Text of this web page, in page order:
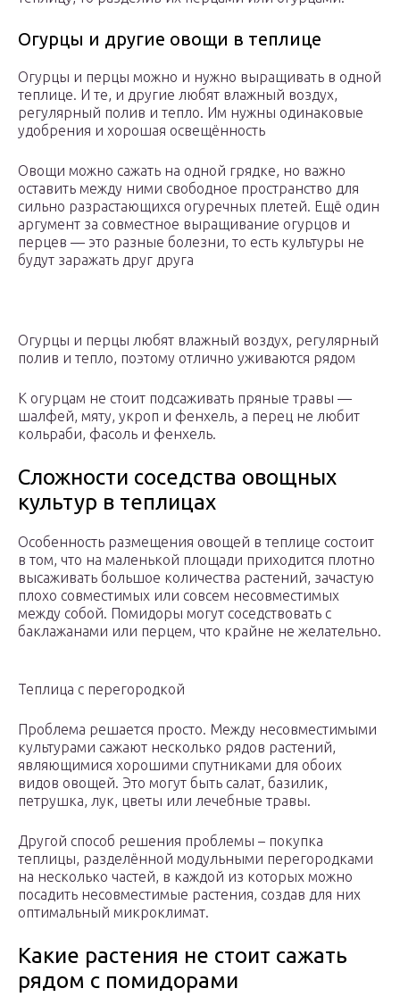
Огурцы и другие овощи в теплице
Огурцы и перцы можно и нужно выращивать в одной
теплице. И те, и другие любят влажный воздух,
регулярный полив и тепло. Им нужны одинаковые
удобрения и хорошая освещённость
Овощи можно сажать на одной грядке, но важно
оставить между ними свободное пространство для
сильно разрастающихся огуречных плетей. Ещё один
аргумент за совместное выращивание огурцов и
перцев — это разные болезни, то есть культуры не
будут заражать друг друга
Огурцы и перцы любят влажный воздух, регулярный
полив и тепло, поэтому отлично уживаются рядом
К огурцам не стоит подсаживать пряные травы —
шалфей, мяту, укроп и фенхель, а перец не любит
кольраби, фасоль и фенхель.
Сложности соседства овощных
культур в теплицах
Особенность размещения овощей в теплице состоит
в том, что на маленькой площади приходится плотно
высаживать большое количества растений, зачастую
плохо совместимых или совсем несовместимых
между собой. Помидоры могут соседствовать с
баклажанами или перцем, что крайне не желательно.
Теплица с перегородкой
Проблема решается просто. Между несовместимыми
культурами сажают несколько рядов растений,
являющимися хорошими спутниками для обоих
видов овощей. Это могут быть салат, базилик,
петрушка, лук, цветы или лечебные травы.
Другой способ решения проблемы – покупка
теплицы, разделённой модульными перегородками
на несколько частей, в каждой из которых можно
посадить несовместимые растения, создав для них
оптимальный микроклимат.
Какие растения не стоит сажать
рядом с помидорами